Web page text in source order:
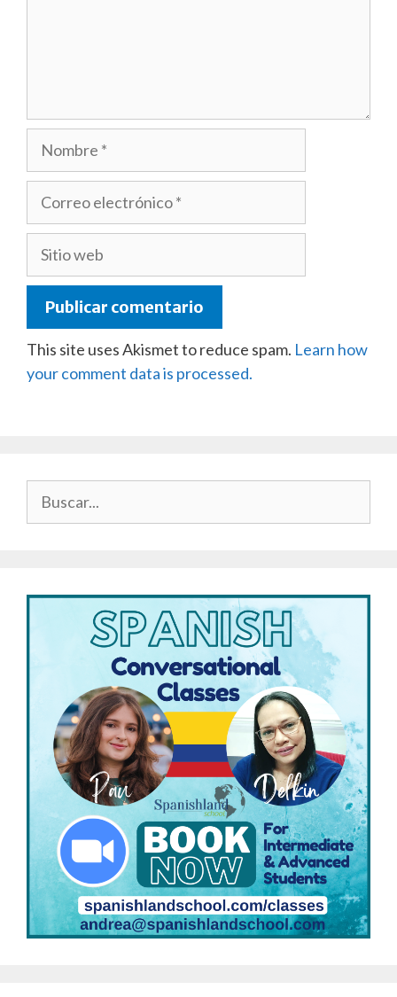
This site uses Akismet to reduce spam. Learn how
your comment data is processed.